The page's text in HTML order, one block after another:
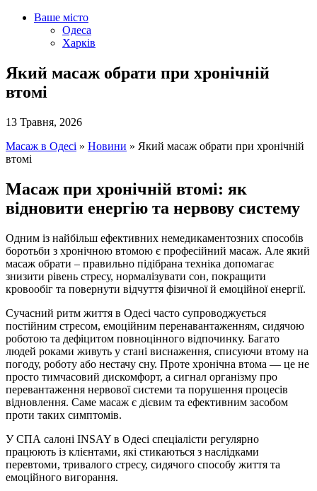
Ваше місто
Одеса
Харків
Який масаж обрати при хронічній
втомі
13 Травня, 2026
Масаж в Одесі » Новини » Який масаж обрати при хронічній
втомі
Масаж при хронічній втомі: як
відновити енергію та нервову систему
Одним із найбільш ефективних немедикаментозних способів
боротьби з хронічною втомою є професійний масаж. Але який
масаж обрати – правильно підібрана техніка допомагає
знизити рівень стресу, нормалізувати сон, покращити
кровообіг та повернути відчуття фізичної й емоційної енергії.
Сучасний ритм життя в Одесі часто супроводжується
постійним стресом, емоційним перенавантаженням, сидячою
роботою та дефіцитом повноцінного відпочинку. Багато
людей роками живуть у стані виснаження, списуючи втому на
погоду, роботу або нестачу сну. Проте хронічна втома — це не
просто тимчасовий дискомфорт, а сигнал організму про
перевантаження нервової системи та порушення процесів
відновлення. Саме масаж є дієвим та ефективним засобом
проти таких симптомів.
У СПА салоні INSAY в Одесі спеціалісти регулярно
працюють із клієнтами, які стикаються з наслідками
перевтоми, тривалого стресу, сидячого способу життя та
емоційного вигорання.